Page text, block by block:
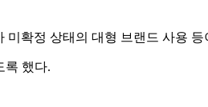
확정 상태의 대형 브랜드 사용 등
록 했다.